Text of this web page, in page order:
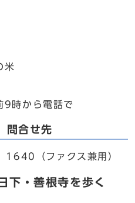
米
時から電話で
問合せ先
（ファクス兼用）
・善根寺を歩く